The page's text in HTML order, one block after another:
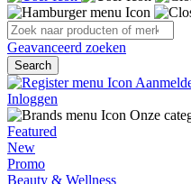
Geavanceerd zoeken
Search
Inloggen
Onze
Featured
New
Promo
Beauty & Wellness